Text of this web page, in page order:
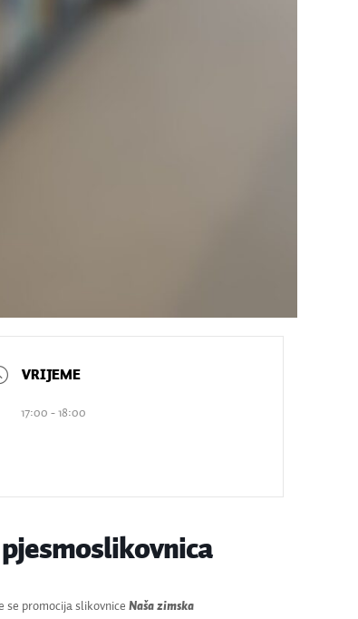
17:00 - 18:00
se promocija slikovniceNaša zimska